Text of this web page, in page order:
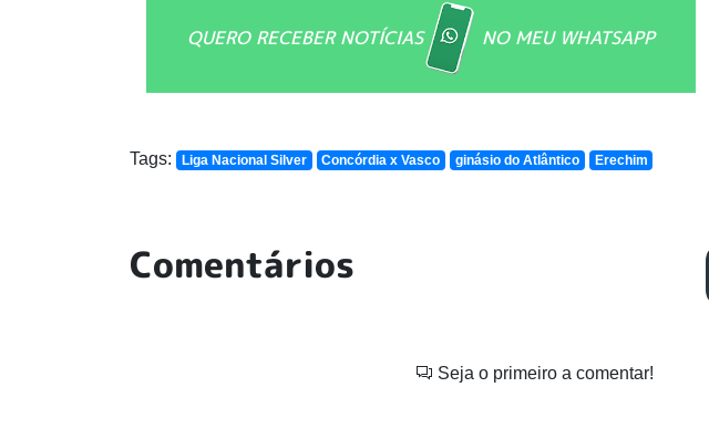
QUERO RECEBER NOTÍCIAS NO MEU WHATSAPP
Tags: Liga Nacional Silver Concórdia x Vasco ginásio do Atlântico Erechim
Comentários
Seja o primeiro a comentar!